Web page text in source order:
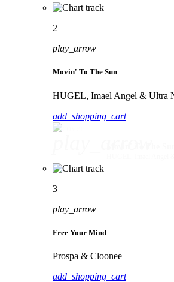
2
play_arrow
Movin' To The Sun
HUGEL, Imael Angel & Ultra
add_shopping_cart
3
play_arrow
Free Your Mind
Prospa & Cloonee
add_shopping_cart